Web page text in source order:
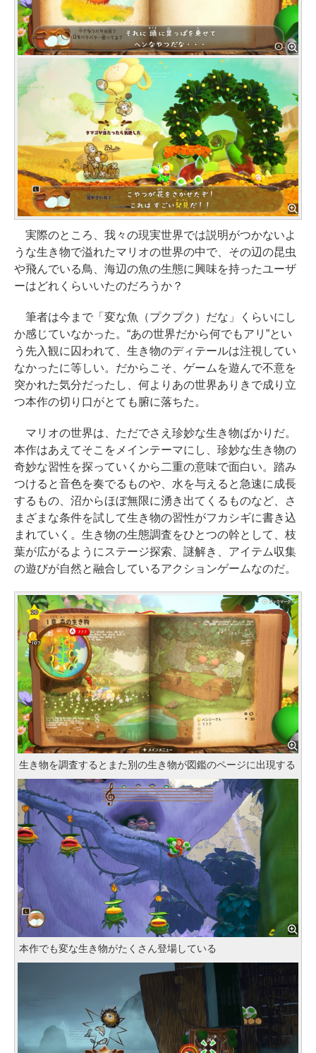
実際のところ、我々の現実世界では説明がつかないよ
うな生き物で溢れたマリオの世界の中で、その辺の昆虫
や飛んでいる鳥、海辺の魚の生態に興味を持ったユーザ
ーはどれくらいいたのだろうか？
筆者は今まで「変な魚（プクプク）だな」くらいにし
か感じていなかった。“あの世界だから何でもアリ”とい
う先入観に囚われて、生き物のディテールは注視してい
なかったに等しい。だからこそ、ゲームを遊んで不意を
突かれた気分だったし、何よりあの世界ありきで成り立
つ本作の切り口がとても腑に落ちた。
マリオの世界は、ただでさえ珍妙な生き物ばかりだ。
本作はあえてそこをメインテーマにし、珍妙な生き物の
奇妙な習性を探っていくから二重の意味で面白い。踏み
つけると音色を奏でるものや、水を与えると急速に成長
するもの、沼からほぼ無限に湧き出てくるものなど、さ
まざまな条件を試して生き物の習性がフカシギに書き込
まれていく。生き物の生態調査をひとつの幹として、枝
葉が広がるようにステージ探索、謎解き、アイテム収集
の遊びが自然と融合しているアクションゲームなのだ。
生き物を調査するとまた別の生き物が図鑑のページに出現する
本作でも変な生き物がたくさん登場している